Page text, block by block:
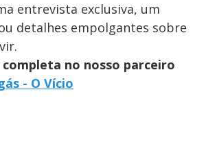
entrevista exclusiva, um
detalhes empolgantes sobre
no nosso parceiro
- O Vício